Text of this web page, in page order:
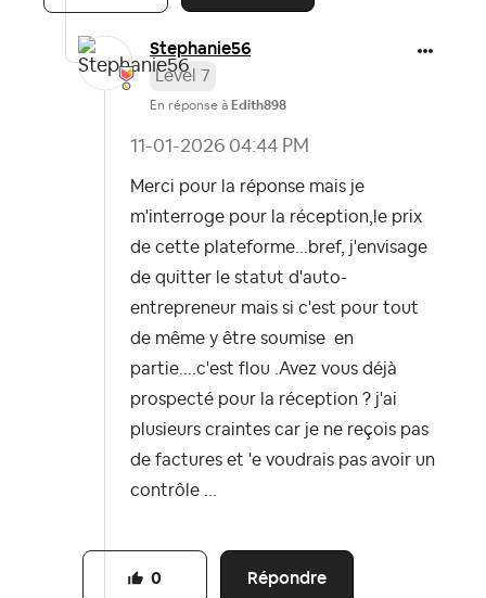
Stephanie56
Level 7
En réponse à Edith898
‎11-01-2026 04:44 PM
Merci pour la réponse mais je
m'interroge pour la réception,le prix
de cette plateforme...bref, j'envisage
de quitter le statut d'auto-
entrepreneur mais si c'est pour tout
de même y être soumise en
partie....c'est flou .Avez vous déjà
prospecté pour la réception ? j'ai
plusieurs craintes car je ne reçois pas
de factures et 'e voudrais pas avoir un
contrôle ...
Répondre
0